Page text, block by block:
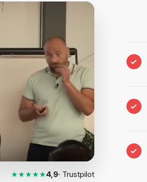
★★★★★4,9· Trustpilot